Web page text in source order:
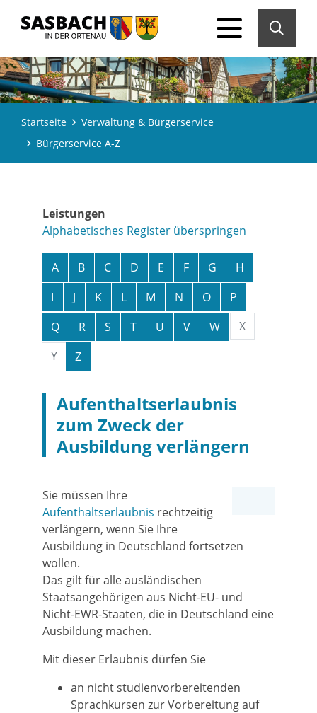
Startseite
Verwaltung & Bürgerservice
Bürgerservice A-Z
Leistungen
Alphabetisches Register überspringen
A B C D E F G
H
I
J K L M N O
P
Q
R S T U V W
X
Y
Z
Aufenthaltserlaubnis
zum Zweck der
Ausbildung verlängern
Sie müssen Ihre
Aufenthaltserlaubnis rechtzeitig
verlängern, wenn Sie Ihre
Ausbildung in Deutschland fortsetzen
wollen.
Das gilt für alle ausländischen
Staatsangehörigen aus Nicht-EU- und
Nicht-EWR-Staaten, die in Deutschland eine
Ausbildung machen.
Mit dieser Erlaubnis dürfen Sie
an nicht studienvorbereitenden
Sprachkursen zur Vorbereitung auf